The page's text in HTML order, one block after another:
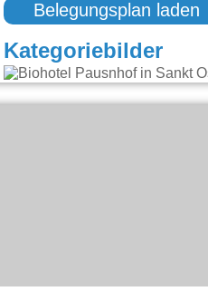
Belegungsplan laden
Kategoriebilder